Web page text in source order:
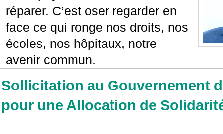
réparer. C’est oser regarder en
face ce qui ronge nos droits, nos
écoles, nos hôpitaux, notre
avenir commun.
Sollicitation au Gouvernement
pour une Allocation de